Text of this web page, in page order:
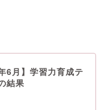
6月】学習力育成テ
結果